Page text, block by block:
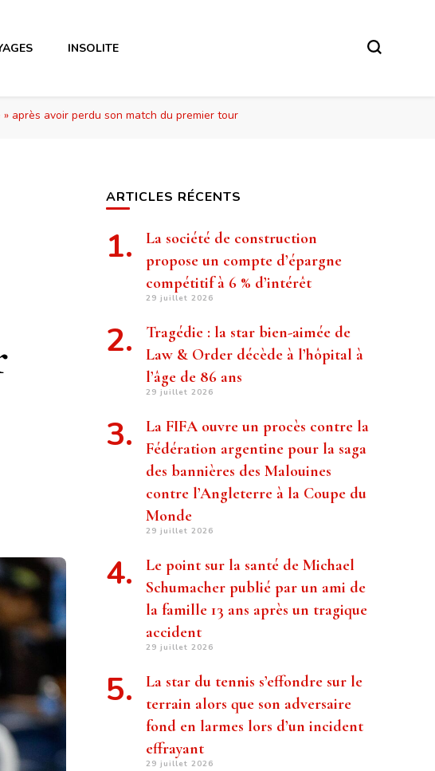
INSOLITE
après avoir perdu son match du premier tour
ARTICLES RÉCENTS
La société de construction
propose un compte d’épargne
compétitif à 6 % d’intérêt
29 juillet 2026
Tragédie : la star bien-aimée de
Law & Order décède à l’hôpital à
l’âge de 86 ans
29 juillet 2026
La FIFA ouvre un procès contre la
Fédération argentine pour la saga
des bannières des Malouines
contre l’Angleterre à la Coupe du
Monde
29 juillet 2026
Le point sur la santé de Michael
Schumacher publié par un ami de
la famille 13 ans après un tragique
accident
29 juillet 2026
La star du tennis s’effondre sur le
terrain alors que son adversaire
fond en larmes lors d’un incident
effrayant
29 juillet 2026